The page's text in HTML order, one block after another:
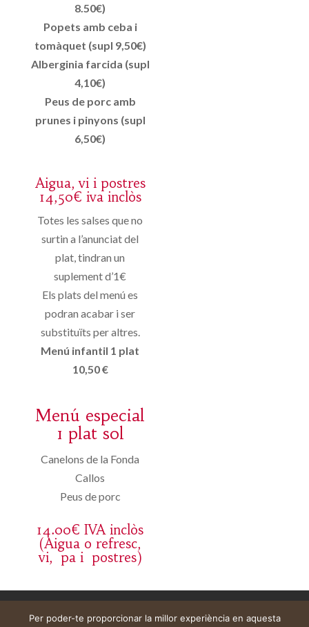
8.50€)
Popets amb ceba i
tomàquet (supl 9,50€)
Alberginia farcida (supl
4,10€)
Peus de porc amb
prunes i pinyons (supl
6,50€)
Aigua, vi i postres
14,50€ iva inclòs
Totes les salses que no
surtin a l’anunciat del
plat, tindran un
suplement d’1€
Els plats del menú es
podran acabar i ser
substituïts per altres.
Menú infantil 1 plat
10,50 €
Menú especial
1 plat sol
Canelons de la Fonda
Callos
Peus de porc
14.00€ IVA inclòs
(Aigua o refresc,
vi, pa i postres)
Per poder-te proporcionar la millor experiència en aquesta